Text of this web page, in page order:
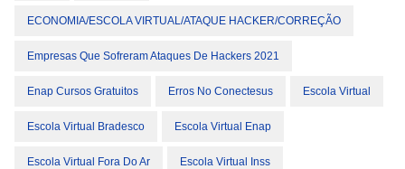
ECONOMIA/ESCOLA VIRTUAL/ATAQUE HACKER/CORREÇÃO
Empresas Que Sofreram Ataques De Hackers 2021
Enap Cursos Gratuitos Erros No Conectesus Escola Virtual
Escola Virtual Bradesco Escola Virtual Enap
Escola Virtual Fora Do Ar Escola Virtual Inss